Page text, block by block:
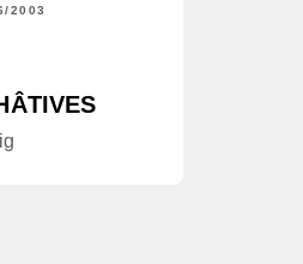
2003